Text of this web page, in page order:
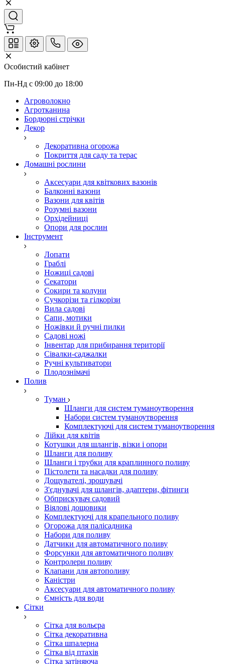
Особистий кабінет
Пн-Нд с 09:00 до 18:00
Агроволокно
Агротканина
Бордюрні стрічки
Декор
Декоративна огорожа
Покриття для саду та терас
Домашні рослини
Аксесуари для квіткових вазонів
Балконні вазони
Вазони для квітів
Розумні вазони
Орхідейниці
Опори для рослин
Інструмент
Лопати
Граблі
Ножиці садові
Секатори
Сокири та колуни
Сучкорізи та гілкорізи
Вила садові
Сапи, мотики
Ножівки й ручні пилки
Садові ножі
Інвентар для прибирання території
Сівалки-саджалки
Ручні культиватори
Плодознімачі
Полив
Туман
Шланги для систем туманоутворення
Набори систем туманоутворення
Комплектуючі для систем туманоутворення
Лійки для квітів
Котушки для шлангів, візки і опори
Шланги для поливу
Шланги і трубки для краплинного поливу
Пістолети та насадки для поливу
Дощувателі, зрошувачі
З'єднувачі для шлангів, адаптери, фітинги
Обприскувач садовий
Віялові дощовики
Комплектуючі для крапельного поливу
Огорожа для палісадника
Набори для поливу
Датчики для автоматичного поливу
Форсунки для автоматичного поливу
Контролери поливу
Клапани для автополиву
Каністри
Аксесуари для автоматичного поливу
Ємність для води
Сітки
Сітка для вольєра
Сітка декоративна
Сітка шпалерна
Сітка від птахів
Сітка затіняюча